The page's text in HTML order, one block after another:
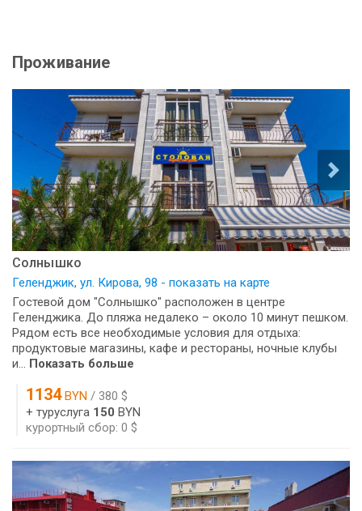
Проживание
Солнышко
Геленджик, ул. Кирова, 98 - показать на карте
Гостевой дом "Солнышко" расположен в центре
Геленджика. До пляжа недалеко – около 10 минут пешком.
Рядом есть все необходимые условия для отдыха:
продуктовые магазины, кафе и рестораны, ночные клубы
и... Показать больше
1134BYN / 380 $
+ туруслуга 150 BYN
курортный сбор: 0 $